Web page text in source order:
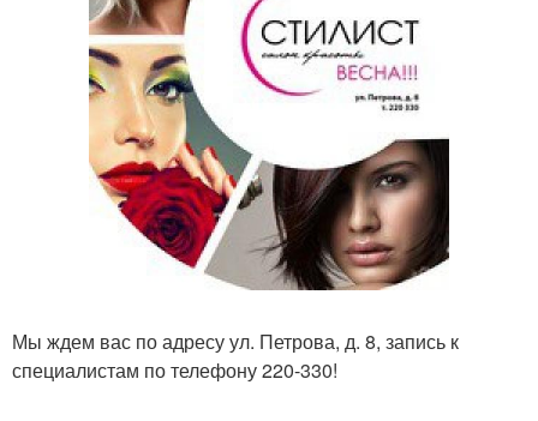
Мы ждем вас по адресу ул. Петрова, д. 8, запись к
специалистам по телефону 220-330!